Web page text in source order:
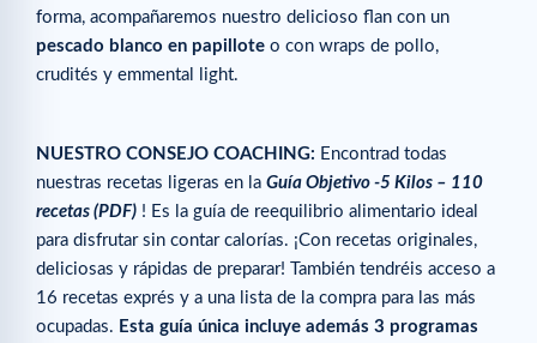
forma, acompañaremos nuestro delicioso flan con un
pescado blanco en papillote o con wraps de pollo,
crudités y emmental light.
NUESTRO CONSEJO COACHING: Encontrad todas
nuestras recetas ligeras en la Guía Objetivo -5 Kilos – 110
recetas (PDF) ! Es la guía de reequilibrio alimentario ideal
para disfrutar sin contar calorías. ¡Con recetas originales,
deliciosas y rápidas de preparar! También tendréis acceso a
16 recetas exprés y a una lista de la compra para las más
ocupadas. Esta guía única incluye además 3 programas